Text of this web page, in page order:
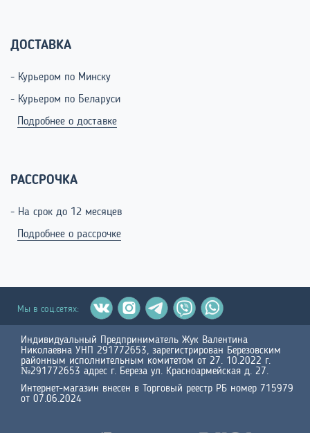
ДОСТАВКА
- Курьером по Минску
- Курьером по Беларуси
Подробнее о доставке
РАССРОЧКА
- На срок до 12 месяцев
Подробнее о рассрочке
Мы в соц.сетях:
Индивидуальный Предприниматель Жук Валентина
Николаевна УНП 291772653, зарегистрирован Березовским
районным исполнительным комитетом от 27. 10.2022 г.
№291772653 адрес г. Береза ул. Красноармейская д. 27.
Интернет-магазин внесен в Торговый реестр РБ номер 715979
от 07.06.2024